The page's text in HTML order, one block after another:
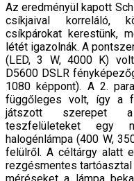
Az eredményül kapott
csíkjaival korreláló,
csíkpárokat kerestünk,
létét igazolnák. A
(LED, 3 W, 4000 K)
D5600 DSLR
1080 képpont). A 2.
függőleges volt, így a
játszott szerepet a
teszfelületeket egy
halogénlámpa (400 W,
felülről. A céltárgy alatt
rezgésmentes tartóasztal